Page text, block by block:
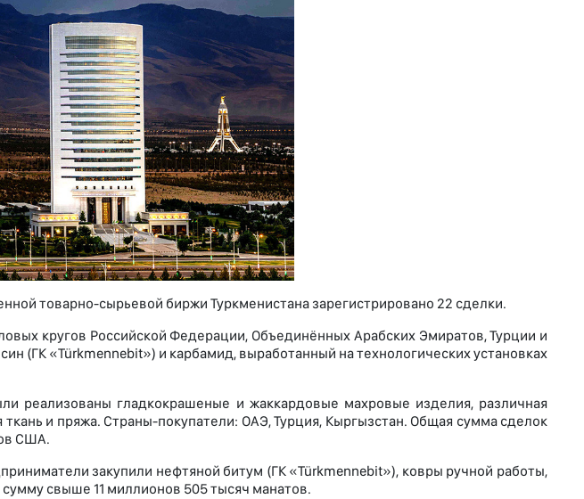
товарно-сырьевой биржи Туркменистана зарегистрировано 22 сделки.
кругов Российской Федерации, Объединённых Арабских Эмиратов, Турции и
(ГК «Türkmennebit») и карбамид, выработанный на технологических установках
реализованы гладкокрашеные и жаккардовые махровые изделия, различная
и пряжа. Страны-покупатели: ОАЭ, Турция, Кыргызстан. Общая сумма сделок
США.
закупили нефтяной битум (ГК «Türkmennebit»), ковры ручной работы,
свыше 11 миллионов 505 тысяч манатов.